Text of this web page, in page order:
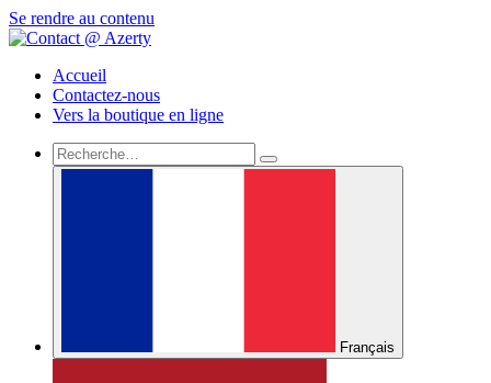
Se rendre au contenu
Accueil
Contactez-nous
Vers la boutique en ligne
Français